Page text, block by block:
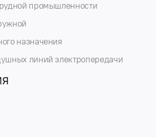
промышленности
назначения
линий электропередачи